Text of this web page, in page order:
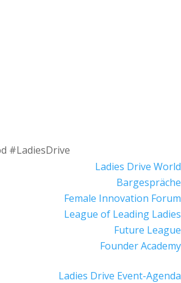
#LadiesDrive
Ladies Drive World
Bargespräche
Female Innovation Forum
League of Leading Ladies
Future League
Founder Academy
Ladies Drive Event-Agenda